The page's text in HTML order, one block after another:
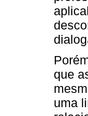
que
uma